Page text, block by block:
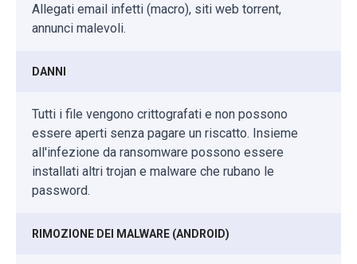
Allegati email infetti (macro), siti web torrent,
annunci malevoli.
DANNI
Tutti i file vengono crittografati e non possono
essere aperti senza pagare un riscatto. Insieme
all'infezione da ransomware possono essere
installati altri trojan e malware che rubano le
password.
RIMOZIONE DEI MALWARE (ANDROID)